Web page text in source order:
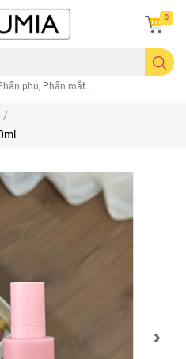
phủ, Phấn mắt...
0
/